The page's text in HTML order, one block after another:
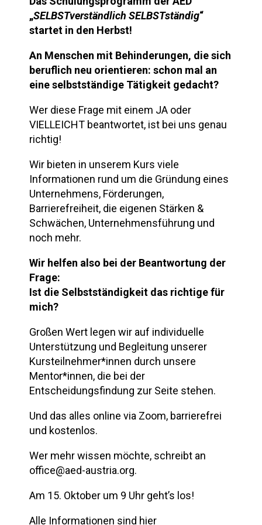
„SELBSTverständlich SELBSTständig“
startet in den Herbst!
An Menschen mit Behinderungen, die sich
beruflich neu orientieren: schon mal an
eine selbstständige Tätigkeit gedacht?
Wer diese Frage mit einem JA oder
VIELLEICHT beantwortet, ist bei uns genau
richtig!
Wir bieten in unserem Kurs viele
Informationen rund um die Gründung eines
Unternehmens, Förderungen,
Barrierefreiheit, die eigenen Stärken &
Schwächen, Unternehmensführung und
noch mehr.
Wir helfen also bei der Beantwortung der
Frage:
Ist die Selbstständigkeit das richtige für
mich?
Großen Wert legen wir auf individuelle
Unterstützung und Begleitung unserer
Kursteilnehmer*innen durch unsere
Mentor*innen, die bei der
Entscheidungsfindung zur Seite stehen.
Und das alles online via Zoom, barrierefrei
und kostenlos.
Wer mehr wissen möchte, schreibt an
office@aed-austria.org.
Am 15. Oktober um 9 Uhr geht’s los!
Alle Informationen sind hier